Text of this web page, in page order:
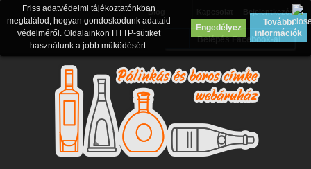
Bejelentkezés
Blog
Belépés Facebook-al
Friss adatvédelmi tájékoztatónkban
megtalálod, hogyan gondoskodunk adataid
védelméről. Oldalainkon HTTP-sütiket
használunk a jobb működésért.
Engedélyez
További
információk